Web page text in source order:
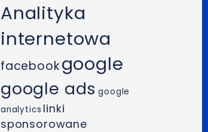
Analityka
internetowa
facebookgoogle
google ads google
analytics linki
sponsorowane